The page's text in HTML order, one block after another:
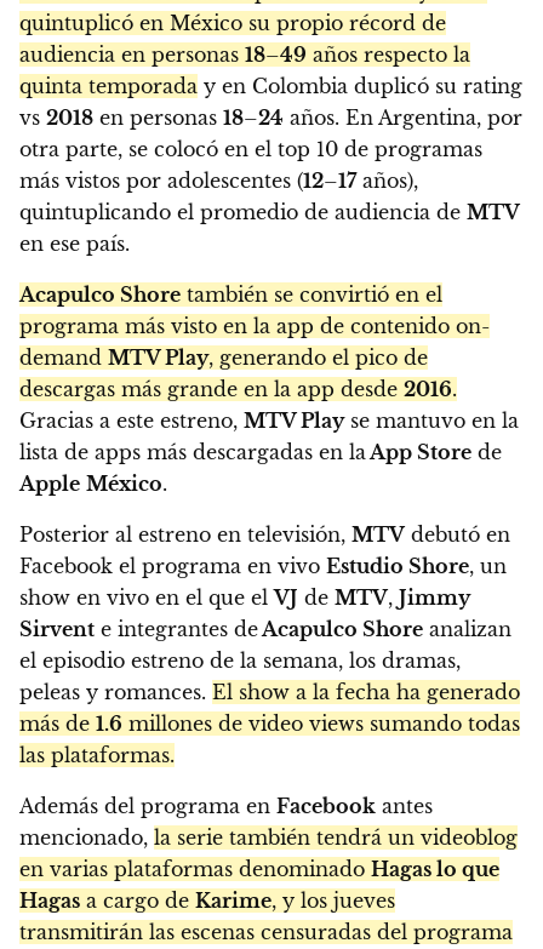
quintuplicó en México su propio récord de
audiencia en personas 18–49 años respecto la
quinta temporada y en Colombia duplicó su rating
vs 2018 en personas 18–24 años. En Argentina, por
otra parte, se colocó en el top 10 de programas
más vistos por adolescentes (12–17años),
quintuplicando el promedio de audiencia de MTV
en ese país.
Acapulco Shore también se convirtió en el
programa más visto en la app de contenido on-
demand MTV Play, generando el pico de
descargas más grande en la app desde 2016.
Gracias a este estreno, MTV Playse mantuvo en la
lista de apps más descargadas en la App Store de
Apple México.
Posterior al estreno en televisión, MTVdebutó en
Facebook el programa en vivo Estudio Shore, un
show en vivo en el que elVJ de MTV, Jimmy
Sirvent e integrantes de Acapulco Shore analizan
el episodio estreno de la semana, los dramas,
peleas y romances. El show a la fecha ha generado
más de 1.6 millones de video views sumando todas
las plataformas.
Además del programa en Facebook antes
mencionado, la serie también tendrá un videoblog
en varias plataformas denominado Hagas lo que
Hagas a cargo de Karime, y los jueves
transmitirán las escenas censuradas del programa